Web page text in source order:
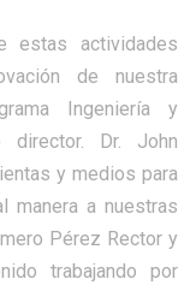
estas actividades
de nuestra
Ingeniería y
director. Dr. John
y medios para
manera a nuestras
Pérez Rector y
trabajando por